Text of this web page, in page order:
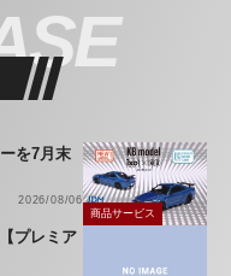
を7月末
2026/08/06
商品サービス
プレミア